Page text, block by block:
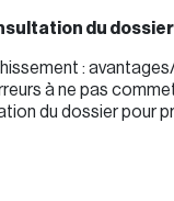
du dossier
:
à ne pas
du dossier pour